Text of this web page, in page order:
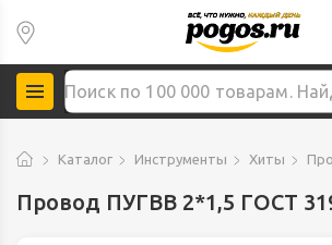
Каталог Инструменты Хиты
Провод ПУГВВ 2*1,5 ГОСТ